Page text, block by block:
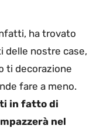
ha trovato
delle nostre case,
ti decorazione
fare a meno.
in fatto di
nel